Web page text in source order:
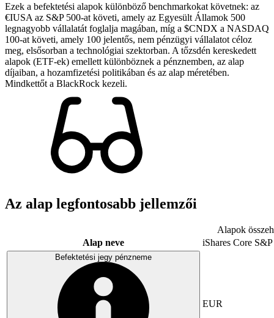
Ezek a befektetési alapok különböző benchmarkokat követnek: az
€IUSA az S&P 500-at követi, amely az Egyesült Államok 500
legnagyobb vállalatát foglalja magában, míg a $CNDX a NASDAQ
100-at követi, amely 100 jelentős, nem pénzügyi vállalatot céloz
meg, elsősorban a technológiai szektorban. A tőzsdén kereskedett
alapok (ETF-ek) emellett különböznek a pénznemben, az alap
díjaiban, a hozamfizetési politikában és az alap méretében.
Mindkettőt a BlackRock kezeli.
Az alap legfontosabb jellemzői
Alapok
Alap neve
iShares Core
Befektetési jegy pénzneme
EUR